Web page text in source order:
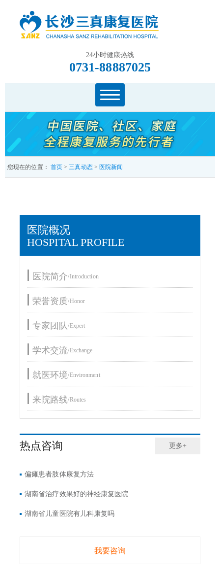
24小时健康热线
0731-88887025
您现在的位置： 首页 >三真动态> 医院新闻
医院概况
HOSPITAL PROFILE
医院简介/Introduction
荣誉资质/Honor
专家团队/Expert
学术交流/Exchange
就医环境/Environment
来院路线/Routes
热点咨询 更多+
偏瘫患者肢体康复方法
湖南省治疗效果好的神经康复医院
湖南省儿童医院有儿科康复吗
我要咨询